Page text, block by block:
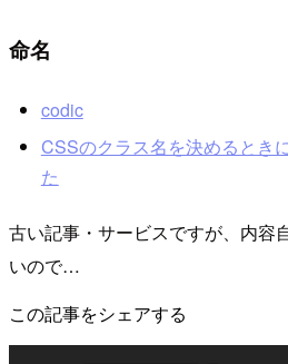
命名
codic
CSSのクラス名を決めるとき
た
古い記事・サービスですが、内容
いので…
この記事をシェアする